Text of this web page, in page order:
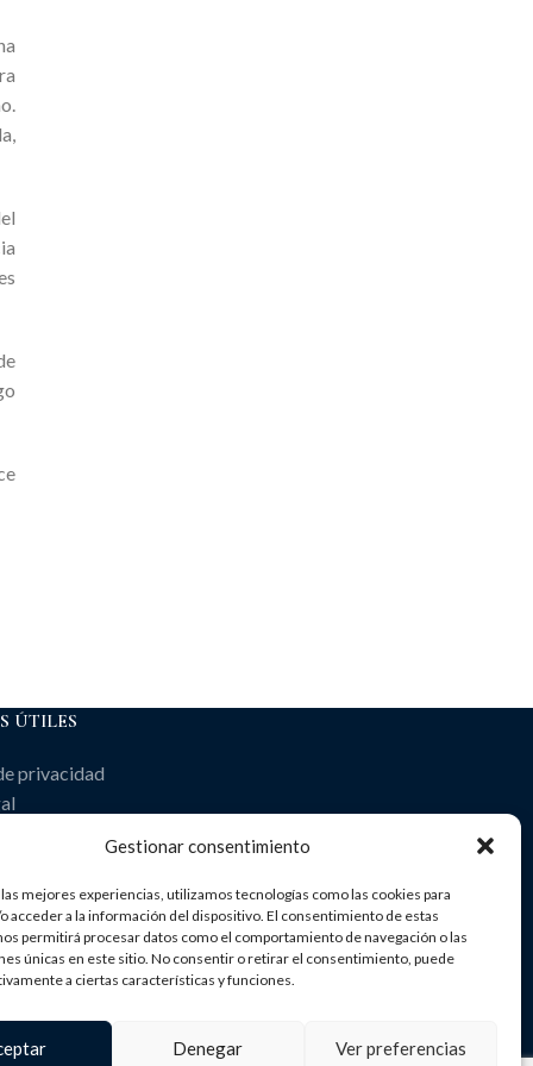
Gestionar consentimiento
mejores experiencias, utilizamos tecnologías como las cookies para
acceder a la información del dispositivo. El consentimiento de estas
permitirá procesar datos como el comportamiento de navegación o las
únicas en este sitio. No consentir o retirar el consentimiento, puede
a ciertas características y funciones.
Denegar Ver preferencias
ÚTILES
privacidad